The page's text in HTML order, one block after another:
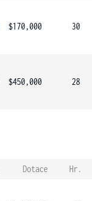
$170,000
30
$450,000
28
Dotace
Hr.